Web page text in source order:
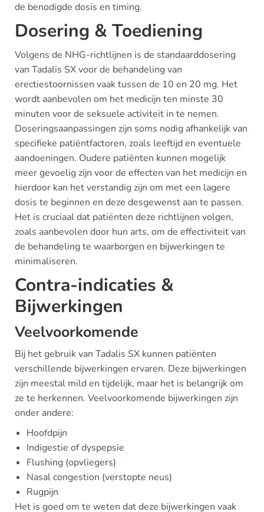
de benodigde dosis en timing.
Dosering & Toediening
Volgens de NHG-richtlijnen is de standaarddosering
van Tadalis SX voor de behandeling van
erectiestoornissen vaak tussen de 10 en 20 mg. Het
wordt aanbevolen om het medicijn ten minste 30
minuten voor de seksuele activiteit in te nemen.
Doseringsaanpassingen zijn soms nodig afhankelijk van
specifieke patiëntfactoren, zoals leeftijd en eventuele
aandoeningen. Oudere patiënten kunnen mogelijk
meer gevoelig zijn voor de effecten van het medicijn en
hierdoor kan het verstandig zijn om met een lagere
dosis te beginnen en deze desgewenst aan te passen.
Het is cruciaal dat patiënten deze richtlijnen volgen,
zoals aanbevolen door hun arts, om de effectiviteit van
de behandeling te waarborgen en bijwerkingen te
minimaliseren.
Contra-indicaties &
Bijwerkingen
Veelvoorkomende
Bij het gebruik van Tadalis SX kunnen patiënten
verschillende bijwerkingen ervaren. Deze bijwerkingen
zijn meestal mild en tijdelijk, maar het is belangrijk om
ze te herkennen. Veelvoorkomende bijwerkingen zijn
onder andere:
Hoofdpijn
Indigestie of dyspepsie
Flushing (opvliegers)
Nasal congestion (verstopte neus)
Rugpijn
Het is goed om te weten dat deze bijwerkingen vaak